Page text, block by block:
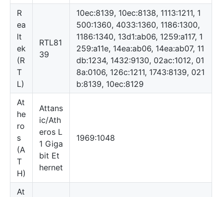
R
ea
lt
ek
(R
T
L)
RTL81
39
10ec:8139, 10ec:8138, 1113:1211, 1
500:1360, 4033:1360, 1186:1300,
1186:1340, 13d1:ab06, 1259:a117, 1
259:a11e, 14ea:ab06, 14ea:ab07, 11
db:1234, 1432:9130, 02ac:1012, 01
8a:0106, 126c:1211, 1743:8139, 021
b:8139, 10ec:8129
At
he
ro
s
(A
T
H)
Attans
ic/Ath
eros L
1 Giga
bit Et
hernet
1969:1048
At